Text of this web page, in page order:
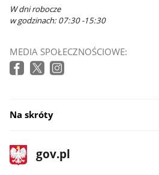
W dni robocze
w godzinach: 07:30 -15:30
MEDIA SPOŁECZNOŚCIOWE:
Na skróty
stopka
gov.pl
Strona
gov.pl